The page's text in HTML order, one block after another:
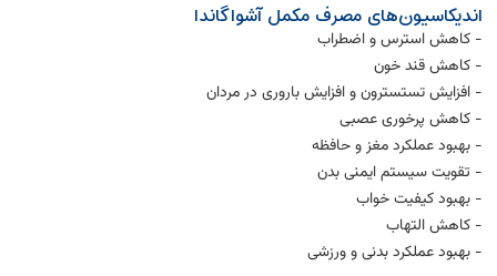
اندیکاسیون‌های مصرف مکمل آشواگاندا
- کاهش استرس و اضطراب
- کاهش قند خون
- افزایش تستسترون و افزایش باروری در مردان
- کاهش پرخوری عصبی
- بهبود عملکرد مغز و حافظه
- تقویت سیستم ایمنی بدن
- بهبود کیفیت خواب
- کاهش التهاب
- بهبود عملکرد بدنی و ورزشی